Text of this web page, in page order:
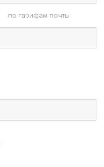
по тарифам почты